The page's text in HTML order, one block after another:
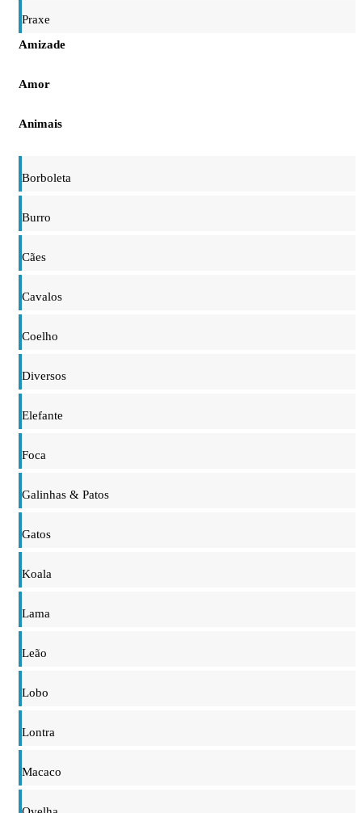
Praxe
Amizade
Amor
Animais
Borboleta
Burro
Cães
Cavalos
Coelho
Diversos
Elefante
Foca
Galinhas & Patos
Gatos
Koala
Lama
Leão
Lobo
Lontra
Macaco